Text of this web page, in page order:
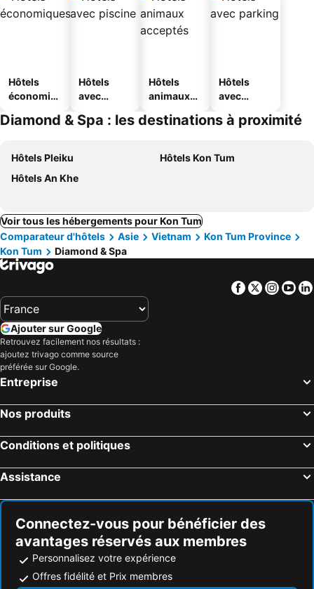
Hôtels
économiq
Hôtels
avec
Hôtels
animaux
Hôtels
avec
Diamond & Spa : les destinations à proximité
Hôtels Pleiku
Hôtels Kon Tum
Hôtels An Khe
Voir tous les hébergements pour Kon Tum
Comparateur d'hôtels
Asie Vietnam
Kon Tum Province
Kon Tum
Diamond & Spa
Facebook
Twitter
Ajouter sur Google
Retrouvez facilement nos résultats :
ajoutez trivago comme source
préférée sur Google.
Entreprise
Nos produits
Conditions et politiques
Assistance
Connectez-vous pour bénéficier des
avantages réservés aux membres
Personnalisez votre expérience
Offres fidélité et Prix membres